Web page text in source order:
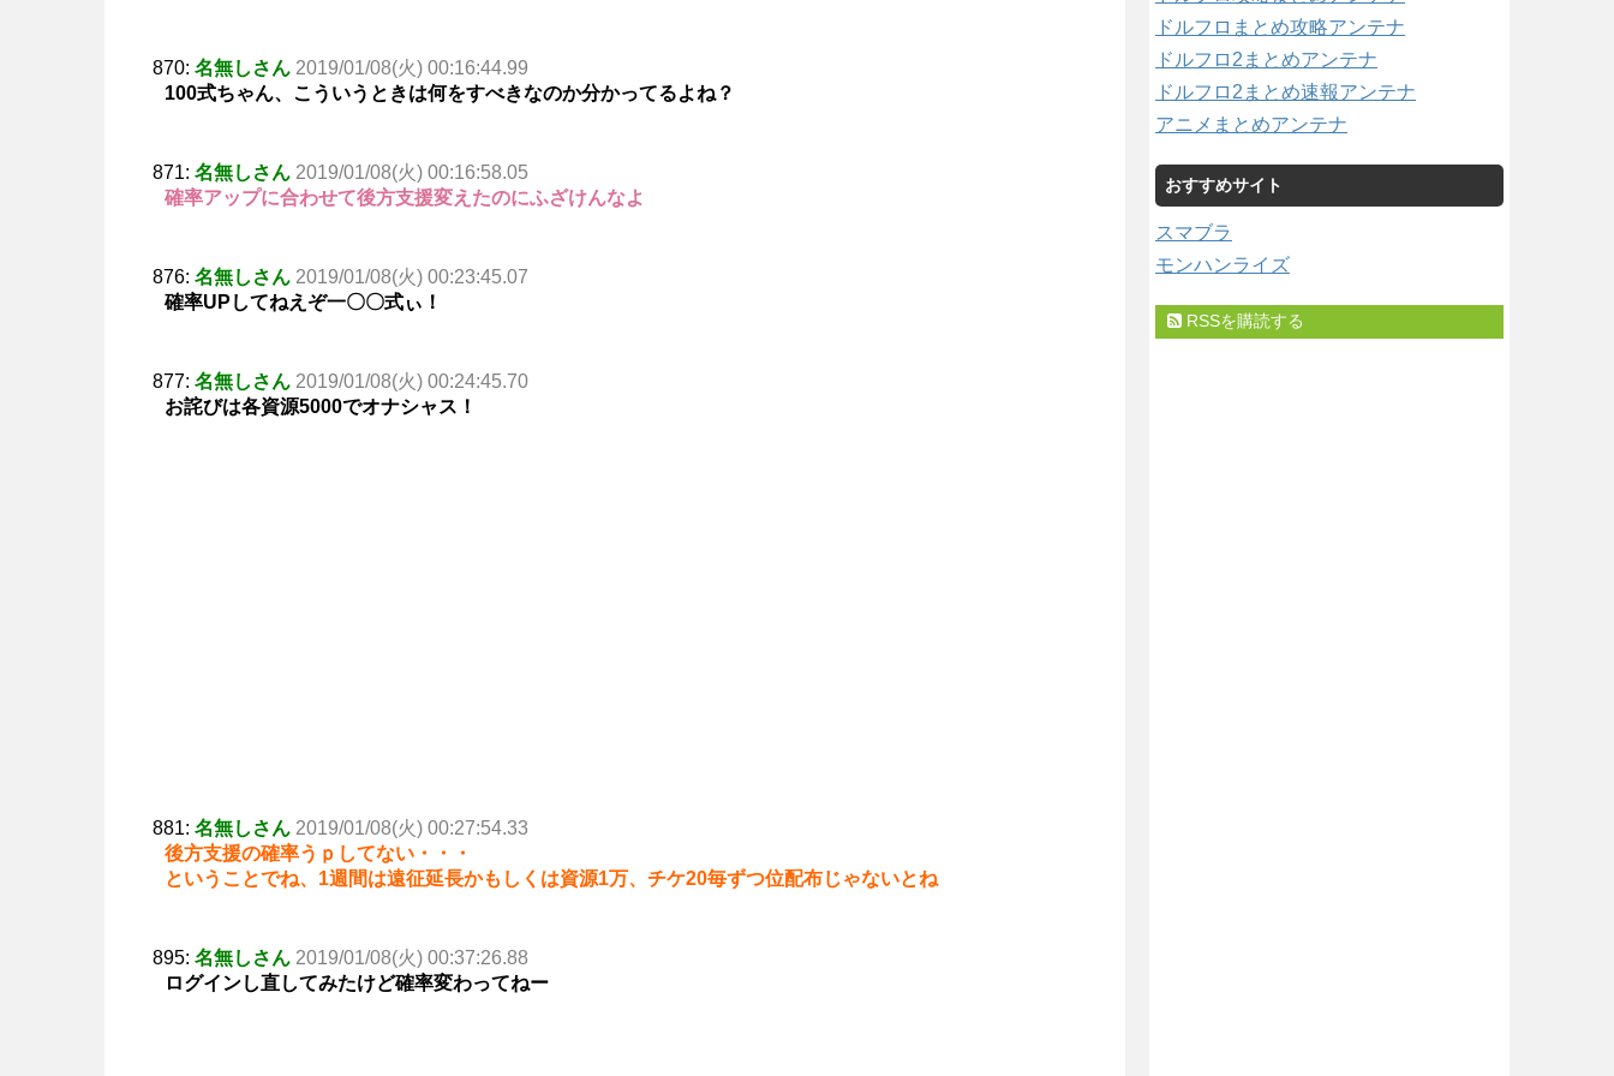
870: 名無しさん 2019/01/08(火) 00:16:44.99
100式ちゃん、こういうときは何をすべきなのか分かってるよね？
871: 名無しさん 2019/01/08(火) 00:16:58.05
確率アップに合わせて後方支援変えたのにふざけんなよ
876: 名無しさん 2019/01/08(火) 00:23:45.07
確率UPしてねえぞ一〇〇式ぃ！
877: 名無しさん 2019/01/08(火) 00:24:45.70
お詫びは各資源5000でオナシャス！
881: 名無しさん 2019/01/08(火) 00:27:54.33
後方支援の確率うｐしてない・・・
ということでね、1週間は遠征延長かもしくは資源1万、チケ20毎ずつ位配布じゃないとね
895: 名無しさん 2019/01/08(火) 00:37:26.88
ログインし直してみたけど確率変わってねー
ドルフロまとめ攻略アンテナ
ドルフロ2まとめアンテナ
ドルフロ2まとめ速報アンテナ
アニメまとめアンテナ
おすすめサイト
スマブラ
モンハンライズ
RSSを購読する